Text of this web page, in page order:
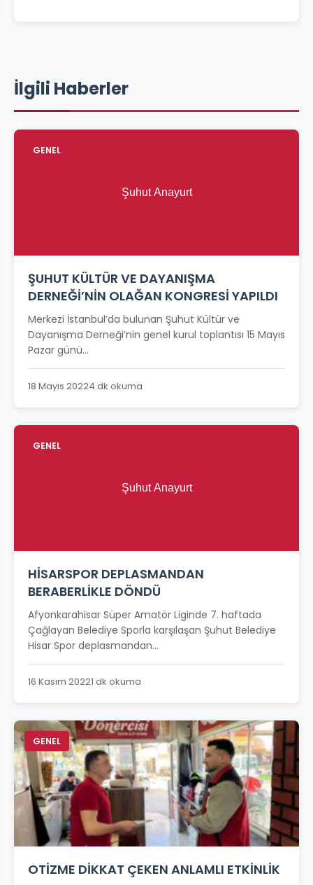
İlgili Haberler
GENEL
ŞUHUT KÜLTÜR VE DAYANIŞMA
DERNEĞİ’NİN OLAĞAN KONGRESİ YAPILDI
Merkezi İstanbul’da bulunan Şuhut Kültür ve
Dayanışma Derneği’nin genel kurul toplantısı 15 Mayıs
Pazar günü...
18 Mayıs 20224 dk okuma
GENEL
HİSARSPOR DEPLASMANDAN
BERABERLİKLE DÖNDÜ
Afyonkarahisar Süper Amatör Liginde 7. haftada
Çağlayan Belediye Sporla karşılaşan Şuhut Belediye
Hisar Spor deplasmandan...
16 Kasım 20221 dk okuma
GENEL
OTİZME DİKKAT ÇEKEN ANLAMLI ETKİNLİK